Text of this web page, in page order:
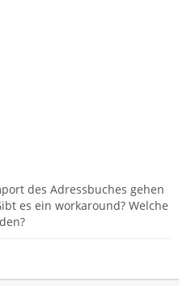
des Adressbuches gehen
es ein workaround? Welche